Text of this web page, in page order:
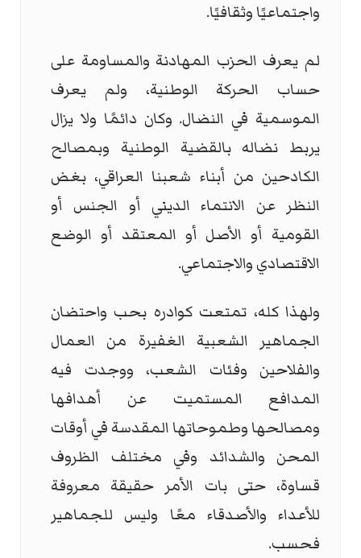
واجتماعيًا وثقافيًا.
لم يعرف الحزب المهادنة والمساومة على
حساب الحركة الوطنية، ولم يعرف
الموسمية في النضال. وكان دائمًا ولا يزال
يربط نضاله بالقضية الوطنية وبمصالح
الكادحين من أبناء شعبنا العراقي، بغض
النظر عن الانتماء الديني أو الجنس أو
القومية أو الأصل أو المعتقد أو الوضع
الاقتصادي والاجتماعي.
ولهذا كله، تمتعت كوادره بحب واحتضان
الجماهير الشعبية الغفيرة من العمال
والفلاحين وفئات الشعب، ووجدت فيه
المدافع المستميت عن أهدافها
ومصالحها وطموحاتها المقدسة في أوقات
المحن والشدائد وفي مختلف الظروف
قساوة، حتى بات الأمر حقيقة معروفة
للأعداء والأصدقاء معًا وليس للجماهير
فحسب.